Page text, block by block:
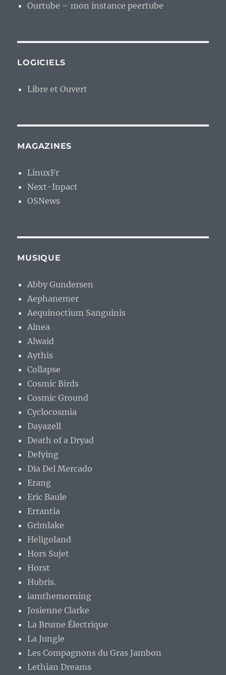
Ourtube – mon instance peertube
LOGICIELS
Libre et Ouvert
MAGAZINES
LinuxFr
Next-Inpact
OSNews
MUSIQUE
Abby Gundersen
Aephanemer
Aequinoctium Sanguinis
Alnea
Alwaid
Aythis
Collapse
Cosmic Birds
Cosmic Ground
Cyclocosmia
Dayazell
Death of a Dryad
Defying
Dia Del Mercado
Erang
Eric Baule
Errantia
Grimlake
Heligoland
Hors Sujet
Horst
Hubris.
iamthemorning
Josienne Clarke
La Brume Électrique
La Jungle
Les Compagnons du Gras Jambon
Lethian Dreams